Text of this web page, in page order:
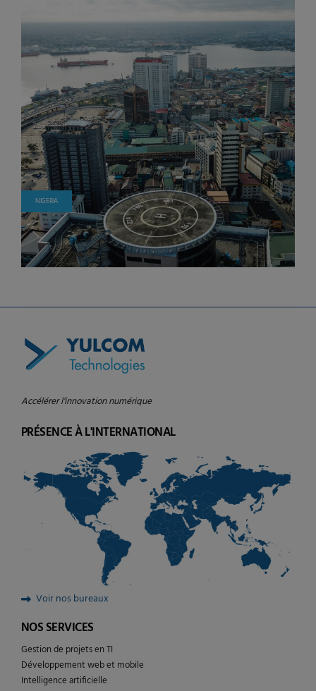
NIGERIA
Accélérer l’innovation numérique
PRÉSENCE À L'INTERNATIONAL
Voir nos bureaux
NOS SERVICES
Gestion de projets en TI
Développement web et mobile
Intelligence artificielle